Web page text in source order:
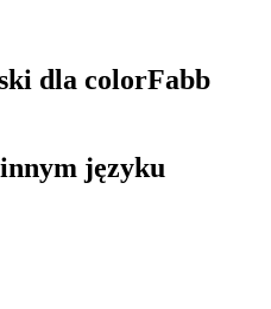
dla colorFabb
języku